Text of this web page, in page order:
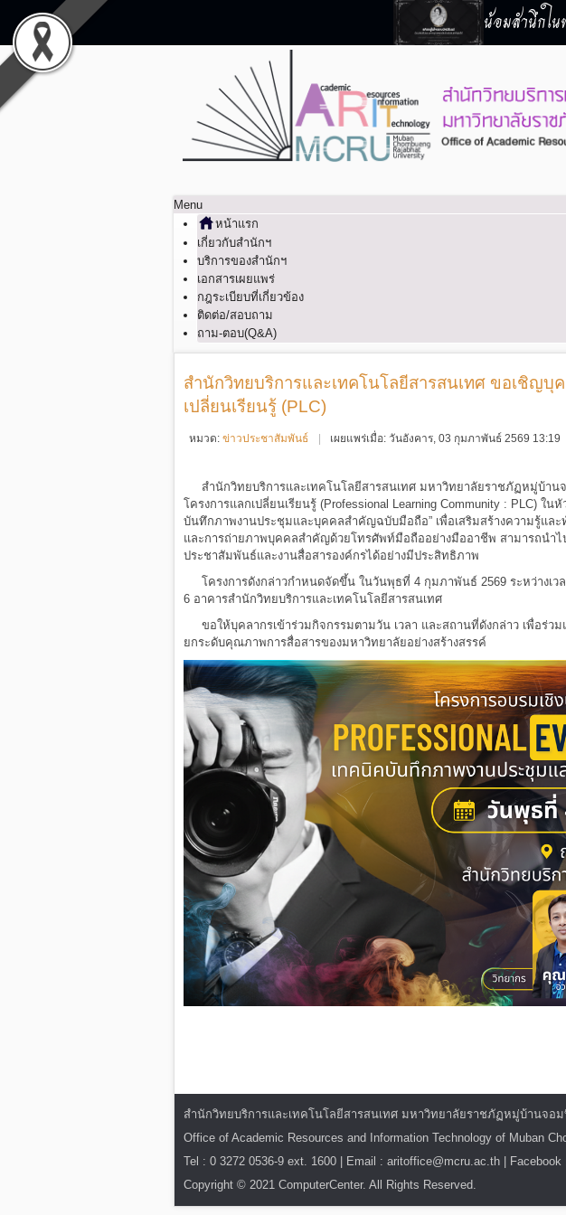
น้อมสำนึกใ
Menu
หน้าแรก
เกี่ยวกับสำนักฯ
บริการของสำนักฯ
เอกสารเผยแพร่
กฎระเบียบที่เกี่ยวข้อง
ติดต่อ/สอบถาม
ถาม-ตอบ(Q&A)
สำนักวิทยบริการและเทคโนโลยีสารสนเทศ ขอเชิญบุ
เปลี่ยนเรียนรู้ (PLC)
หมวด: ข่าวประชาสัมพันธ์ เผยแพร่เมื่อ: วันอังคาร, 03 กุมภาพันธ์ 2569 13:19
สำนักวิทยบริการและเทคโนโลยีสารสนเทศ มหาวิทยาลัยราชภัฏหมู่บ้าน
โครงการแลกเปลี่ยนเรียนรู้ (Professional Learning Community : PLC) ใน
บันทึกภาพงานประชุมและบุคคลสำคัญฉบับมือถือ” เพื่อเสริมสร้างความรู้แล
และการถ่ายภาพบุคคลสำคัญด้วยโทรศัพท์มือถืออย่างมืออาชีพ สามารถนำไ
ประชาสัมพันธ์และงานสื่อสารองค์กรได้อย่างมีประสิทธิภาพ
โครงการดังกล่าวกำหนดจัดขึ้น ในวันพุธที่ 4 กุมภาพันธ์ 2569 ระหว่างเว
6 อาคารสำนักวิทยบริการและเทคโนโลยีสารสนเทศ
ขอให้บุคลากรเข้าร่วมกิจกรรมตามวัน เวลา และสถานที่ดังกล่าว เพื่อร่ว
ยกระดับคุณภาพการสื่อสารของมหาวิทยาลัยอย่างสร้างสรรค์
สำนักวิทยบริการและเทคโนโลยีสารสนเทศ มหาวิทยาลัยราชภัฏหมู่บ้านจอ
Office of Academic Resources and Information Technology of Muban
Tel : 0 3272 0536-9 ext. 1600 | Email : aritoffice@mcru.ac.th | Facebook
Copyright © 2021 ComputerCenter. All Rights Reserved.